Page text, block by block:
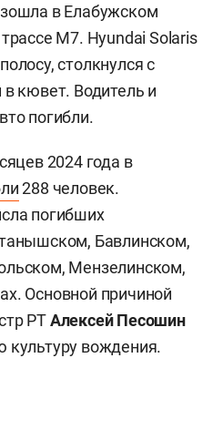
в Елабужском
М7. Hyundai Solaris
столкнулся с
кювет. Водитель и
погибли.
2024 года в
288 человек.
погибших
Бавлинском,
Мензелинском,
Основной причиной
РТАлексей Песошин
культуру вождения.